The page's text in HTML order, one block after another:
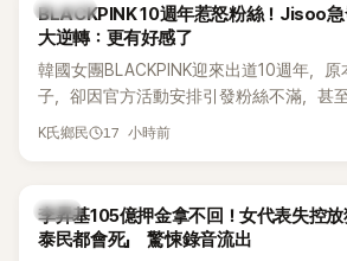
K-POP
BLACKPINK 10週年惹怒粉絲！Jisoo
大逆轉：更有好感了
韓國女團BLACKPINK迎來出道10週年，
子，卻因官方活動安排引發粉絲不滿，甚
球桿到YG娛樂大樓鬧事。Jisoo今（8日）
K氏鄉民 17 小時前
韓星
李昇基105億押金拿不回！女代表失控放
泰民都會死」 驚悚錄音流出